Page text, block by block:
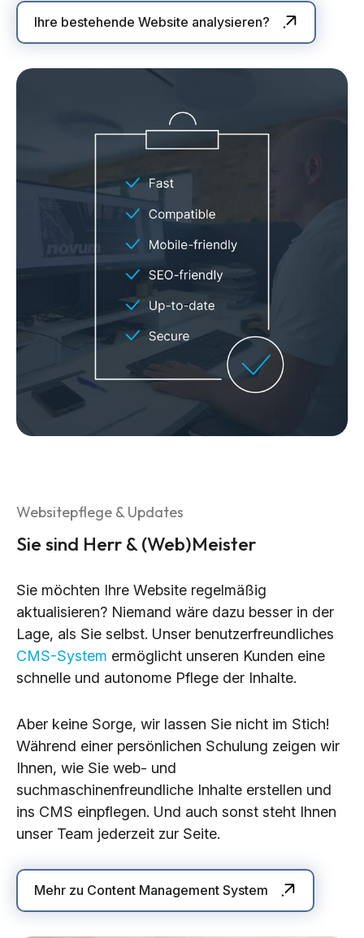
Ihre bestehende Website analysieren?
Websitepflege & Updates
Sie sind Herr & (Web)Meister
Sie möchten Ihre Website regelmäßig
aktualisieren? Niemand wäre dazu besser in der
Lage, als Sie selbst. Unser benutzerfreundliches
CMS-System ermöglicht unseren Kunden eine
schnelle und autonome Pflege der Inhalte.
Aber keine Sorge, wir lassen Sie nicht im Stich!
Während einer persönlichen Schulung zeigen wir
Ihnen, wie Sie web- und
suchmaschinenfreundliche Inhalte erstellen und
ins CMS einpflegen. Und auch sonst steht Ihnen
unser Team jederzeit zur Seite.
Mehr zu Content Management System